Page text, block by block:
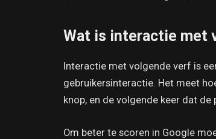
Wat is interactie met
Interactie met volgende verf is
gebruikersinteractie. Het meet
knop, en de volgende keer dat
Om beter te scoren in Google